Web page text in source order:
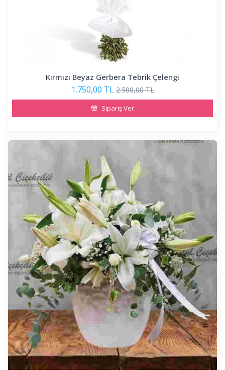
Kırmızı Beyaz Gerbera Tebrik Çelengi
1.750,00 TL 2.500,00 TL
Sipariş Ver